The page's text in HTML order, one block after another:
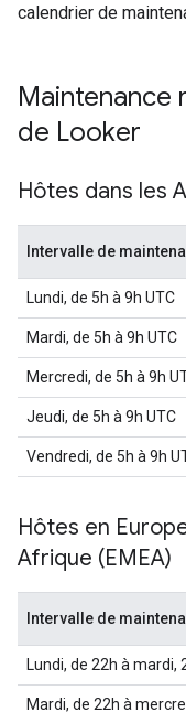
calendrier de
Maintenance
de Looker
Hôtes dans les
Intervalle de
Lundi, de 5h à 9h UTC
Mardi, de 5h à 9h UTC
Mercredi, de 5h à 9h
Jeudi, de 5h à 9h UTC
Vendredi, de 5h à 9h
Hôtes en
Afrique (EMEA)
Intervalle de
Lundi, de 22h à mardi,
Mardi, de 22h à